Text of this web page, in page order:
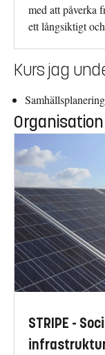
med att påverka
ett långsiktigt
Kurs jag
Organisation
STRIPE -